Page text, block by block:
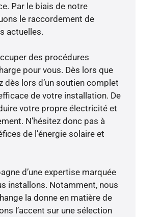
Par le biais de notre
le raccordement de
actuelles.
des procédures
pour vous. Dès lors que
lors d’un soutien complet
de votre installation. De
votre propre électricité et
N’hésitez donc pas à
de l’énergie solaire et
d’une expertise marquée
installons. Notamment, nous
la donne en matière de
l’accent sur une sélection